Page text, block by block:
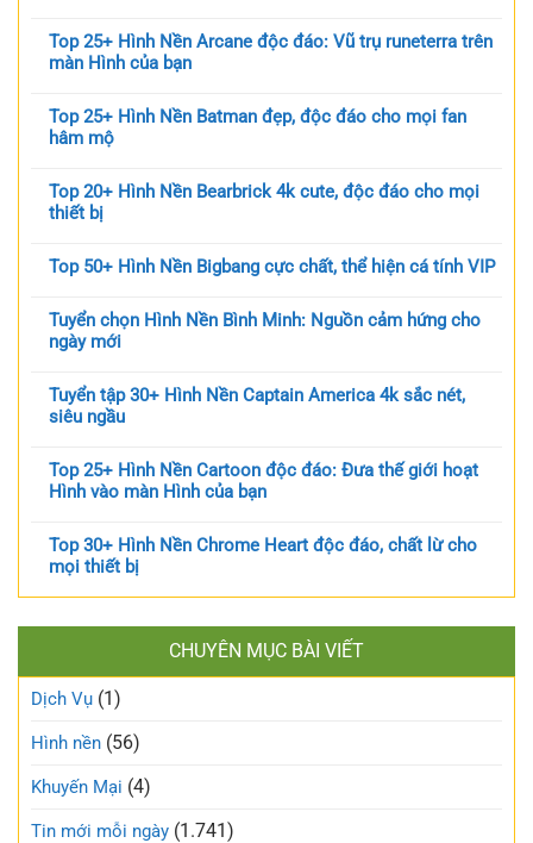
Top 25+ Hình Nền Arcane độc đáo: Vũ trụ runeterra trên
màn Hình của bạn
Top 25+ Hình Nền Batman đẹp, độc đáo cho mọi fan
hâm mộ
Top 20+ Hình Nền Bearbrick 4k cute, độc đáo cho mọi
thiết bị
Top 50+ Hình Nền Bigbang cực chất, thể hiện cá tính VIP
Tuyển chọn Hình Nền Bình Minh: Nguồn cảm hứng cho
ngày mới
Tuyển tập 30+ Hình Nền Captain America 4k sắc nét,
siêu ngầu
Top 25+ Hình Nền Cartoon độc đáo: Đưa thế giới hoạt
Hình vào màn Hình của bạn
Top 30+ Hình Nền Chrome Heart độc đáo, chất lừ cho
mọi thiết bị
CHUYÊN MỤC BÀI VIẾT
Dịch Vụ (1)
Hình nền (56)
Khuyến Mại (4)
Tin mới mỗi ngày (1.741)